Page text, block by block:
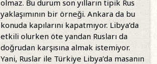
olmaz. Bu durum son yılların tipik Rus
yaklaşımının bir örneği. Ankara da bu
konuda kapılarını kapatmıyor. Libya’da
etkili olurken öte yandan Rusları da
doğrudan karşısına almak istemiyor.
Yani, Ruslar ile Türkiye Libya’da masanın